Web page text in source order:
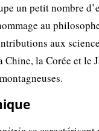
un petit nombre
au
aux
la Corée et le